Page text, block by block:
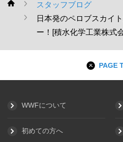
WWF
スタッフブログ
日本発のペロブスカイ
ー！[積水化学工業株式
PAGE
WWFについて
初めての方へ